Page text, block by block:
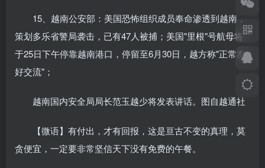
15、越南公安部：美国恐怖组织成员奉命渗透到越南，
策划多乐省警局袭击，已有47人被捕；美国"里根"号航母将
于25日下午停靠越南港口，停留至6月30日，越方称"正常友
好交流"；
越南国内安全局局长范玉越少将发表讲话。图自越通社
【微语】有付出，才有回报，这是亘古不变的真理，莫
贪便宜，一定要非常坚信天下没有免费的午餐。